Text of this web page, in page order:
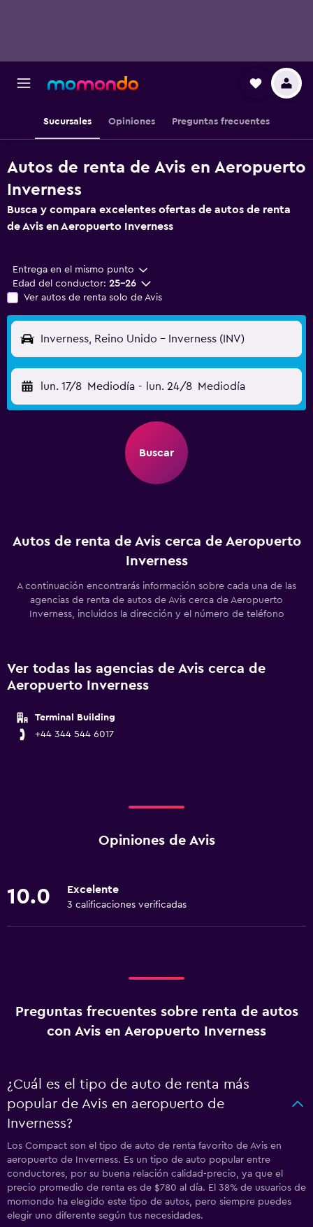
Sucursales Opiniones Preguntas frecuentes
Autos de renta de Avis en Aeropuerto
Inverness
Busca y compara excelentes ofertas de autos de renta
de Avis en Aeropuerto Inverness
Entrega en el mismo punto
Edad del conductor: 25-26
Ver autos de renta solo de Avis
Inverness, Reino Unido - Inverness (INV)
lun. 17/8 Mediodía - lun. 24/8 Mediodía
Buscar
Autos de renta de Avis cerca de Aeropuerto
Inverness
A continuación encontrarás información sobre cada una de las
agencias de renta de autos de Avis cerca de Aeropuerto
Inverness, incluidos la dirección y el número de teléfono
Ver todas las agencias de Avis cerca de
Aeropuerto Inverness
Terminal Building
+44 344 544 6017
Opiniones de Avis
10.0 Excelente
3 calificaciones verificadas
Preguntas frecuentes sobre renta de autos
con Avis en Aeropuerto Inverness
¿Cuál es el tipo de auto de renta más
popular de Avis en aeropuerto de
Inverness?
Los Compact son el tipo de auto de renta favorito de Avis en
aeropuerto de Inverness. Es un tipo de auto popular entre
conductores, por su buena relación calidad-precio, ya que el
precio promedio de renta es de $780 al día. El 38% de usuarios de
momondo ha elegido este tipo de autos, pero siempre puedes
elegir uno diferente según tus necesidades.